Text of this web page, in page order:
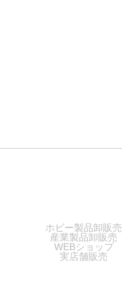
ホビー製品卸販売
産業製品卸販売
WEBショップ
実店舗販売